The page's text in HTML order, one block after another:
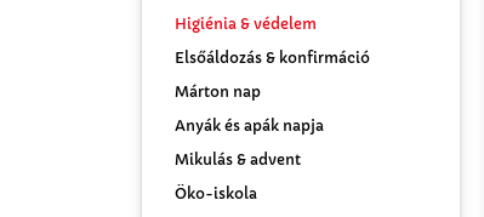
Higiénia & védelem
Elsőáldozás & konfirmáció
Márton nap
Anyák és apák napja
Mikulás & advent
Öko-iskola